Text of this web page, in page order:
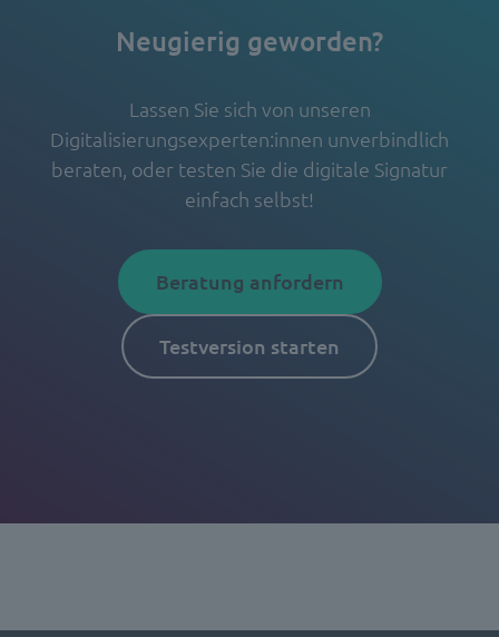
Neugierig geworden?
Lassen Sie sich von unseren
Digitalisierungsexperten:innen unverbindlich
beraten, oder testen Sie die digitale Signatur
einfach selbst!
Beratung anfordern
Testversion starten